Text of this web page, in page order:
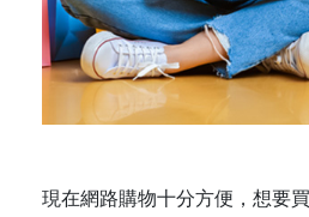
現在網路購物十分方便，想要